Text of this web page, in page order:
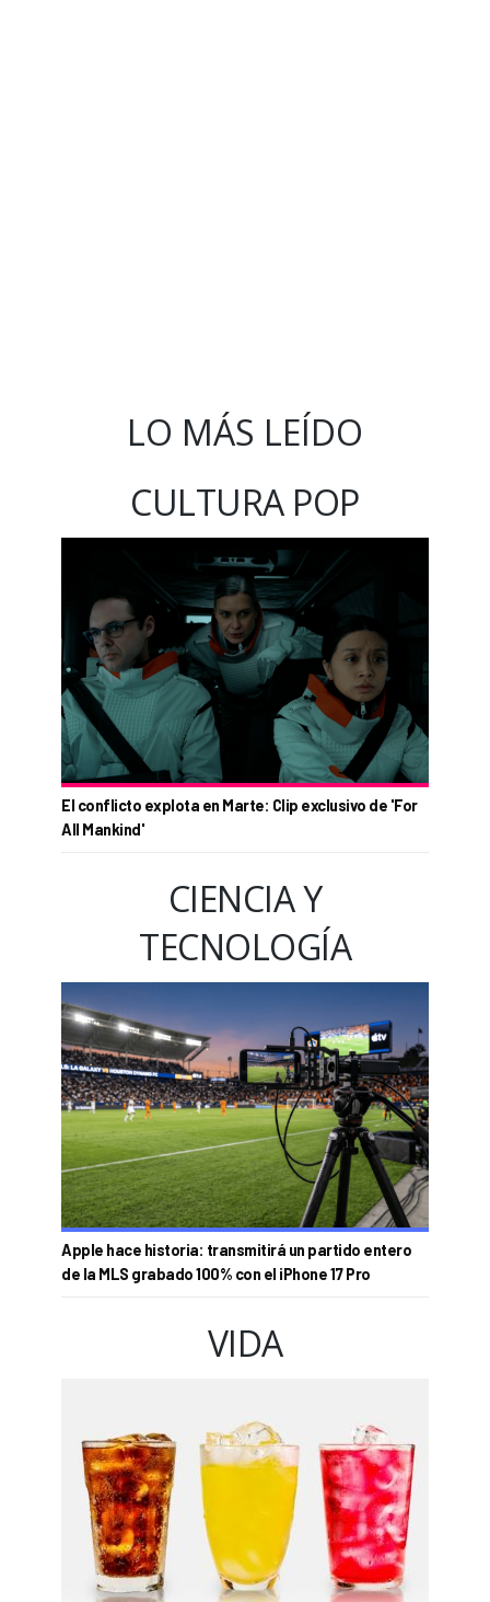
LO MÁS LEÍDO
CULTURA POP
El conflicto explota en Marte: Clip exclusivo de 'For
All Mankind'
CIENCIA Y
TECNOLOGÍA
Apple hace historia: transmitirá un partido entero
de la MLS grabado 100% con el iPhone 17 Pro
VIDA